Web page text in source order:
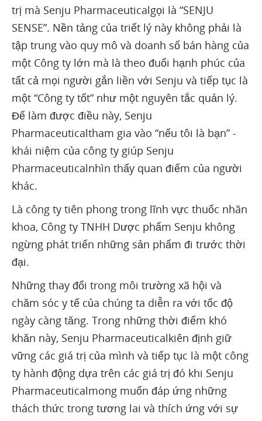
trị mà Senju Pharmaceuticalgọi là “SENJU
SENSE”. Nền tảng của triết lý này không phải là
tập trung vào quy mô và doanh số bán hàng của
một Công ty lớn mà là theo đuổi hạnh phúc của
tất cả mọi người gắn liền với Senju và tiếp tục là
một “Công ty tốt” như một nguyên tắc quản lý.
Để làm được điều này, Senju
Pharmaceuticaltham gia vào “nếu tôi là bạn” -
khái niệm của công ty giúp Senju
Pharmaceuticalnhìn thấy quan điểm của người
khác.
Là công ty tiên phong trong lĩnh vực thuốc nhãn
khoa, Công ty TNHH Dược phẩm Senju không
ngừng phát triển những sản phẩm đi trước thời
đại.
Những thay đổi trong môi trường xã hội và
chăm sóc y tế của chúng ta diễn ra với tốc độ
ngày càng tăng. Trong những thời điểm khó
khăn này, Senju Pharmaceuticalkiên định giữ
vững các giá trị của mình và tiếp tục là một công
ty hành động dựa trên các giá trị đó khi Senju
Pharmaceuticalmong muốn đáp ứng những
thách thức trong tương lai và thích ứng với sự